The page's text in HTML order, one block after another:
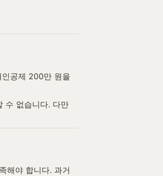
공제 200만 원을
수 없습니다. 다만
해야 합니다. 과거